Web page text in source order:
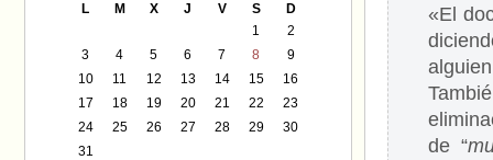
«El
de “
L M X J V S
D
1
2
3
4 5 6 7 8
9
10
11 12 13 14 15
16
17
18 19 20 21 22
23
24
25 26 27 28 29
30
31